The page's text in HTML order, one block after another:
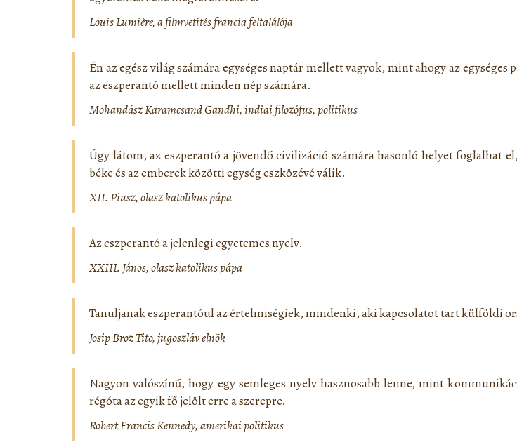
Louis Lumière, a filmvetítés francia feltalálója
Én az egész világ számára egységes naptár mellett vagyok, mint ahogy az
az eszperantó mellett minden nép számára.
Mohandász Karamcsand Gandhi, indiai filozófus, politikus
Úgy látom, az eszperantó a jövendő civilizáció számára hasonló helyet
béke és az emberek közötti egység eszközévé válik.
XII. Piusz, olasz katolikus pápa
Az eszperantó a jelenlegi egyetemes nyelv.
XXIII. János, olasz katolikus pápa
Tanuljanak eszperantóul az értelmiségiek, mindenki, aki kapcsolatot tart külföldi
Josip Broz Tito, jugoszláv elnök
Nagyon valószínű, hogy egy semleges nyelv hasznosabb lenne, mint
régóta az egyik fő jelölt erre a szerepre.
Robert Francis Kennedy, amerikai politikus